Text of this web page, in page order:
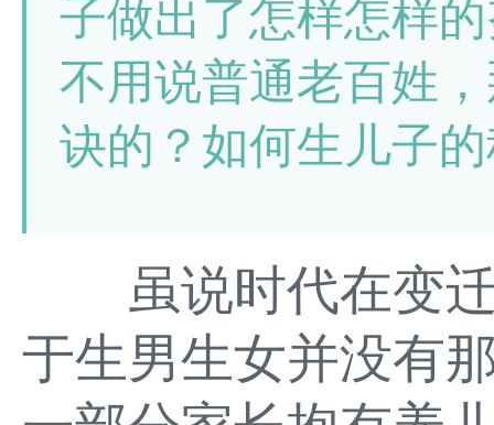
子做出了怎样怎样
不用说普通老百姓
诀的？如何生儿子
虽说时代在变迁
于生男生女并没有